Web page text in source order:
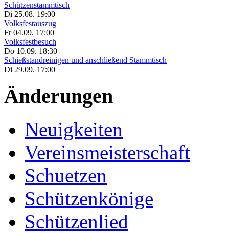
Schützenstammtisch
Di 25.08. 19:00
Volksfestauszug
Fr 04.09. 17:00
Volksfestbesuch
Do 10.09. 18:30
Schießstandreinigen und anschließend Stammtisch
Di 29.09. 17:00
Änderungen
Neuigkeiten
Vereinsmeisterschaft
Schuetzen
Schützenkönige
Schützenlied